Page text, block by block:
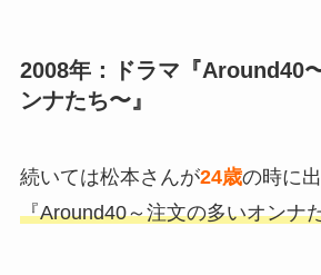
2008年：ドラマ『Around40
ンナたち〜』
続いては松本さんが24歳の時に
『Around40～注文の多いオンナ